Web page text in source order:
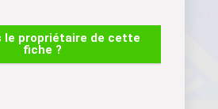
le propriétaire de cette
fiche ?